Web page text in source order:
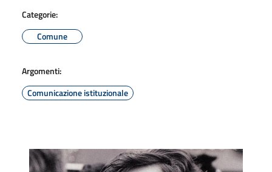
Categorie:
Comune
Argomenti:
Comunicazione istituzionale